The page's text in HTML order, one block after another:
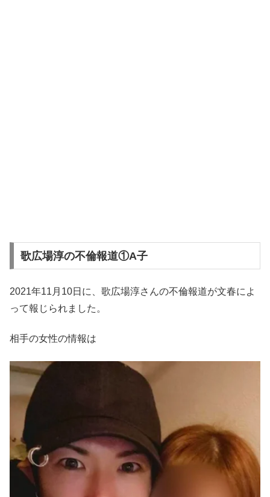
歌広場淳の不倫報道①A子
2021年11月10日に、歌広場淳さんの不倫報道が文春によ
って報じられました。
相手の女性の情報は